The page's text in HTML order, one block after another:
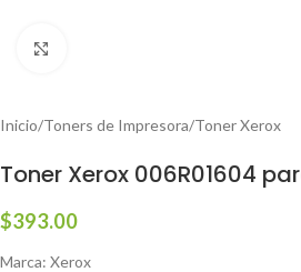
Inicio/Toners de Impresora/Toner Xerox
Toner Xerox 006R01604
$393.00
Marca: Xerox